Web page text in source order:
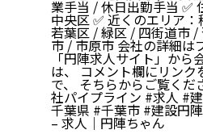
業手当 / 休日出勤手当 ✅
中央区 ✅ 近くのエリア
若葉区 / 緑区 / 四街道市
市 / 市原市 会社の詳細は
「円陣求人サイト」から
は、 コメント欄にリンク
で、 そちらからご覧く
社パイプライン #求人 #
千葉県 #千葉市 #建設円陣
– 求人｜円陣ちゃん